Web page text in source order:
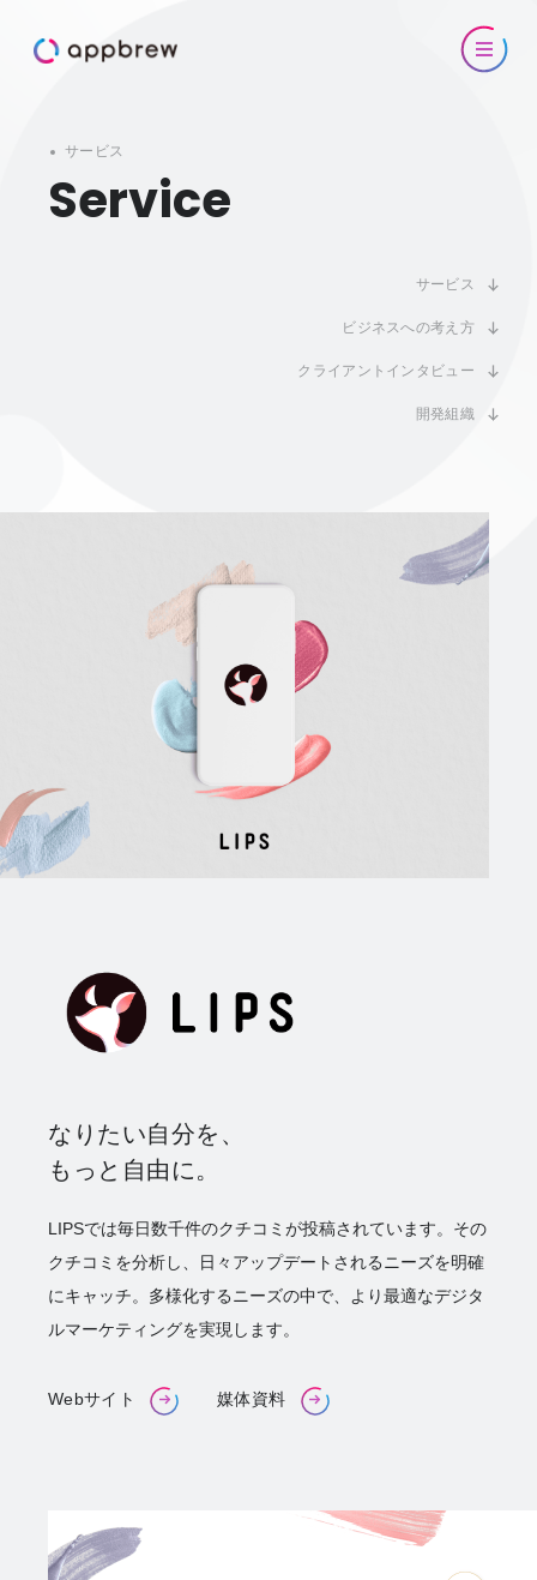
サービス
Service
サービス
ビジネスへの考え方
クライアントインタビュー
開発組織
なりたい自分を、
もっと自由に。
LIPSでは毎日数千件のクチコミが投稿されています。その
クチコミを分析し、日々アップデートされるニーズを明確
にキャッチ。多様化するニーズの中で、より最適なデジタ
ルマーケティングを実現します。
Webサイト 媒体資料